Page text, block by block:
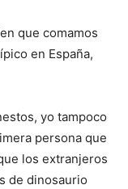
que comamos
en España,
yo tampoco
persona que
los extranjeros
de dinosaurio